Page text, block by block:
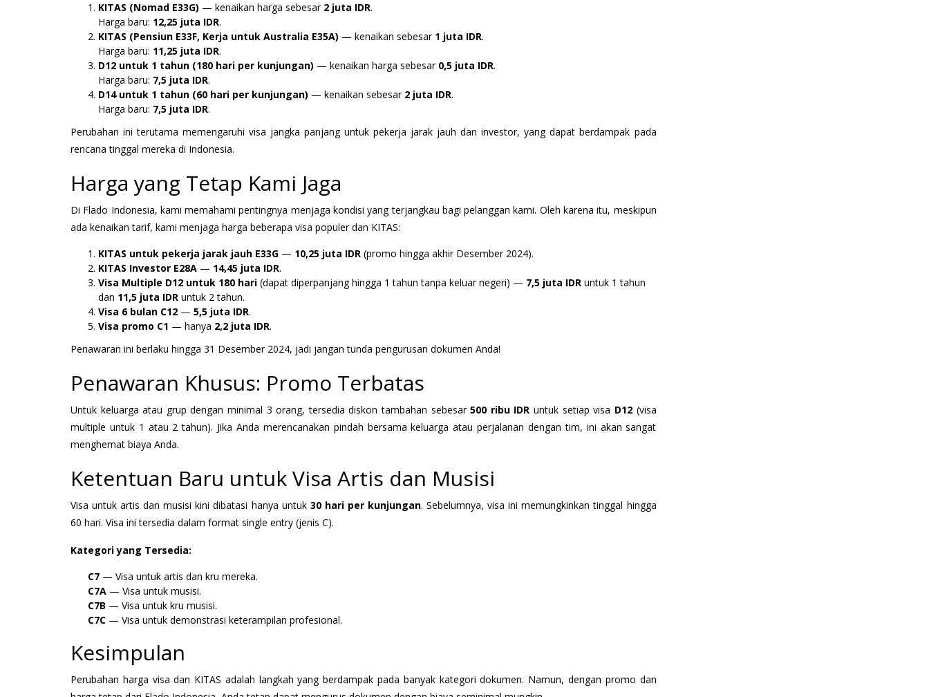
KITAS (Nomad E33G) — kenaikan harga sebesar 2 juta IDR.
Harga baru: 12,25 juta IDR.
KITAS (Pensiun E33F, Kerja untuk Australia E35A) — kenaikan sebesar 1 juta IDR.
Harga baru: 11,25 juta IDR.
D12 untuk 1 tahun (180 hari per kunjungan) — kenaikan harga sebesar 0,5 juta IDR.
Harga baru: 7,5 juta IDR.
D14 untuk 1 tahun (60 hari per kunjungan) — kenaikan sebesar 2 juta IDR.
Harga baru: 7,5 juta IDR.
Perubahan ini terutama memengaruhi visa jangka panjang untuk pekerja jarak jauh dan investor, yang dapat berdampak pada
rencana tinggal mereka di Indonesia.
Harga yang Tetap Kami Jaga
Di Flado Indonesia, kami memahami pentingnya menjaga kondisi yang terjangkau bagi pelanggan kami. Oleh karena itu, meskipun
ada kenaikan tarif, kami menjaga harga beberapa visa populer dan KITAS:
KITAS untuk pekerja jarak jauh E33G — 10,25 juta IDR (promo hingga akhir Desember 2024).
KITAS Investor E28A — 14,45 juta IDR.
Visa Multiple D12 untuk 180 hari (dapat diperpanjang hingga 1 tahun tanpa keluar negeri) — 7,5 juta IDR untuk 1 tahun
dan 11,5 juta IDR untuk 2 tahun.
Visa 6 bulan C12 — 5,5 juta IDR.
Visa promo C1 — hanya 2,2 juta IDR.
Penawaran ini berlaku hingga 31 Desember 2024, jadi jangan tunda pengurusan dokumen Anda!
Penawaran Khusus: Promo Terbatas
Untuk keluarga atau grup dengan minimal 3 orang, tersedia diskon tambahan sebesar500 ribu IDR untuk setiap visa D12(visa
multiple untuk 1 atau 2 tahun). Jika Anda merencanakan pindah bersama keluarga atau perjalanan dengan tim, ini akan sangat
menghemat biaya Anda.
Ketentuan Baru untuk Visa Artis dan Musisi
Visa untuk artis dan musisi kini dibatasi hanya untuk 30 hari per kunjungan. Sebelumnya, visa ini memungkinkan tinggal hingga
60 hari. Visa ini tersedia dalam format single entry (jenis C).
Kategori yang Tersedia:
C7 — Visa untuk artis dan kru mereka.
C7A — Visa untuk musisi.
C7B — Visa untuk kru musisi.
C7C — Visa untuk demonstrasi keterampilan profesional.
Kesimpulan
Perubahan harga visa dan KITAS adalah langkah yang berdampak pada banyak kategori dokumen. Namun, dengan promo dan